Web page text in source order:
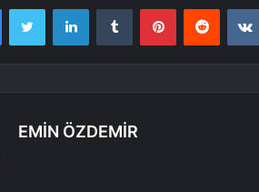
FacebookTwitter LinkedInTumblr PinterestReddit
EMİN ÖZDEMİR